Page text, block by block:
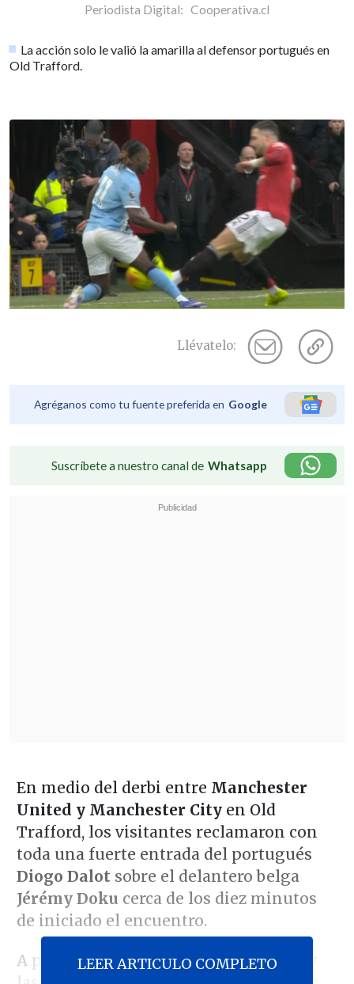
Periodista Digital: Cooperativa.cl
La acción solo le valió la amarilla al defensor portugués en
Old Trafford.
Llévatelo:
Agréganos como tu fuente preferida en Google
Suscríbete a nuestro canal de Whatsapp
En medio del derbi entre Manchester
United y Manchester Cityen Old
Trafford, los visitantes reclamaron con
toda una fuerte entrada del portugués
Diogo Dalotsobre el delantero belga
Jérémy Doku cerca de los diez minutos
de iniciado el encuentro.
A pesar los múltiples gestos de dolor y
LEER ARTICULO COMPLETO